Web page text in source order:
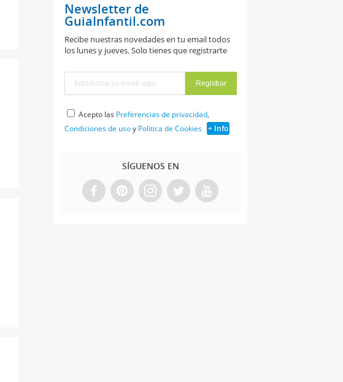
Newsletter de
GuiaInfantil.com
Recibe nuestras novedades en tu email todos
los lunes y jueves. Solo tienes que registrarte
Acepto las Preferencias de privacidad,
Condiciones de usoy Política de Cookies + Info
SÍGUENOS EN